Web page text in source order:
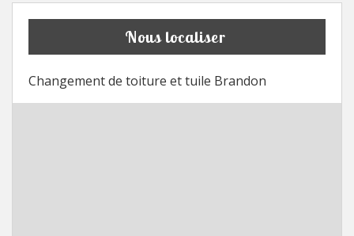
Nous localiser
Changement de toiture et tuile Brandon